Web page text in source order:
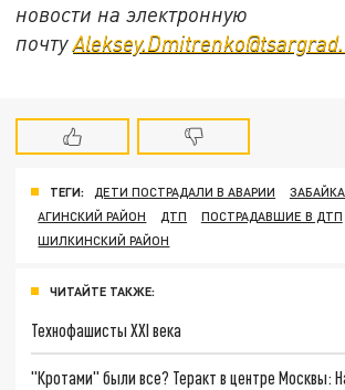
новости на электронную
почту
ТЕГИ: ДЕТИ ПОСТРАДАЛИ В АВАРИИ
АГИНСКИЙ РАЙОН
ДТП ПОСТРАДАВШИЕ В ДТП
ШИЛКИНСКИЙ РАЙОН
ЧИТАЙТЕ ТАКЖЕ:
Технофашисты XXI века
"Кротами" были все? Теракт в центре Москвы: